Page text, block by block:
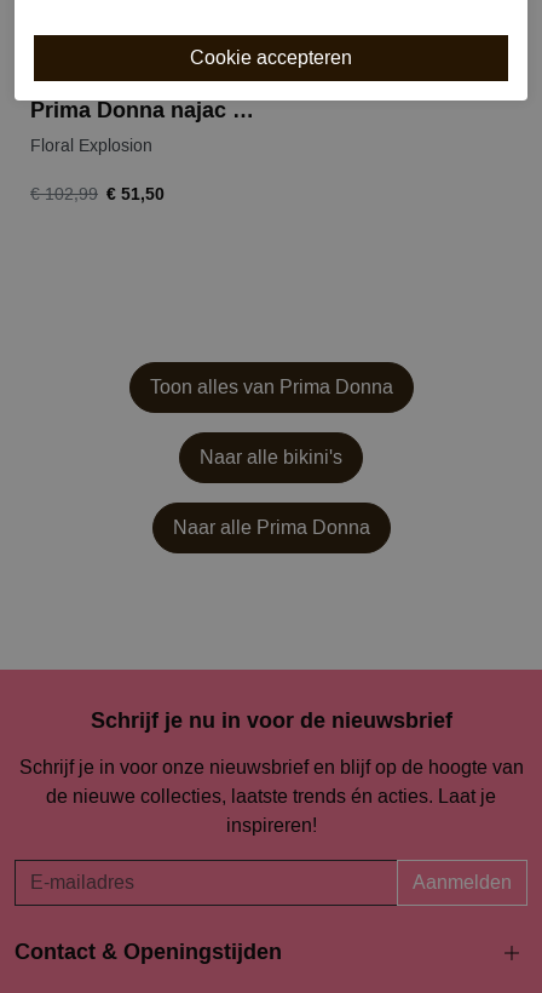
Prima Donna najac bikini top
Floral Explosion
€ 102,99 € 51,50
Toon alles van Prima Donna
Naar alle bikini's
Naar alle Prima Donna
Schrijf je nu in voor de nieuwsbrief
Schrijf je in voor onze nieuwsbrief en blijf op de hoogte van
de nieuwe collecties, laatste trends én acties. Laat je
inspireren!
Aanmelden
Contact & Openingstijden